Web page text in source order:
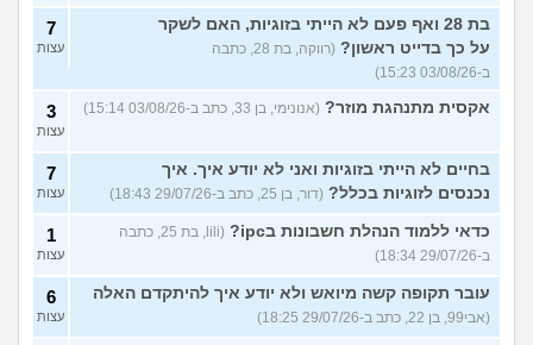
בת 28 ואף פעם לא הייתי בזוגיות, האם לשקר
על כך בדייט ראשון?
(רווקה, בת 28, כתבה
ב-03/08/26 15:23)
7
עצות
אקסית מתנהגת מוזר? (אנונימי, בן 33, כתב ב-03/08/26 15:14) 3
עצות
בחיים לא הייתי בזוגיות ואני לא יודע איך. איך
נכנסים לזוגיות בכלל? (דור, בן 25, כתב ב-29/07/26 18:43)
7
עצות
כדאי ללמוד הנהלת חשבונות בipc?
(lili, בת 25, כתבה
ב-29/07/26 18:34)
1
עצות
עובר תקופה קשה מיואש ולא יודע איך להיתקדם האלה
(אבי99, בן 22, כתב ב-29/07/26 18:25)
6
עצות